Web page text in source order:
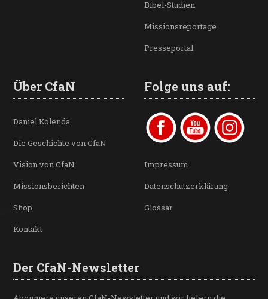
Bibel-Studien
Missionsreportage
Presseportal
Über CfaN
Daniel Kolenda
Die Geschichte von CfaN
Vision von CfaN
Missionsberichten
Shop
Kontakt
Folge uns auf:
Impressum
Datenschutzerklärung
Glossar
Der CfaN-Newsletter